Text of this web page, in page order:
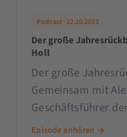
Podcast · 22.10.2023
Der große
Holl
Der große
Gemeinsam mit
Geschäftsführer
Sarah und Patrick
Episode anhören →